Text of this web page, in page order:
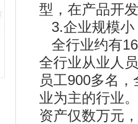
型，在产品开
3.企业规模小
全行业约有
全行业从业人
员工900多名
业为主的行业
资产仅数万元